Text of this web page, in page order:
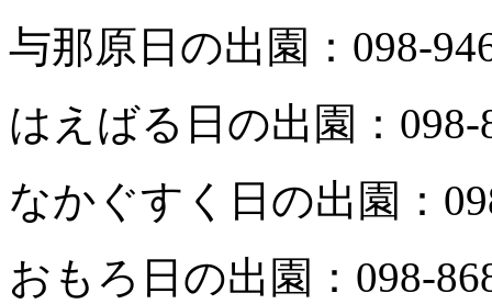
与那原日の出園： 098-
はえばる日の出園： 098-
なかぐすく日の出園：
おもろ日の出園： 098-